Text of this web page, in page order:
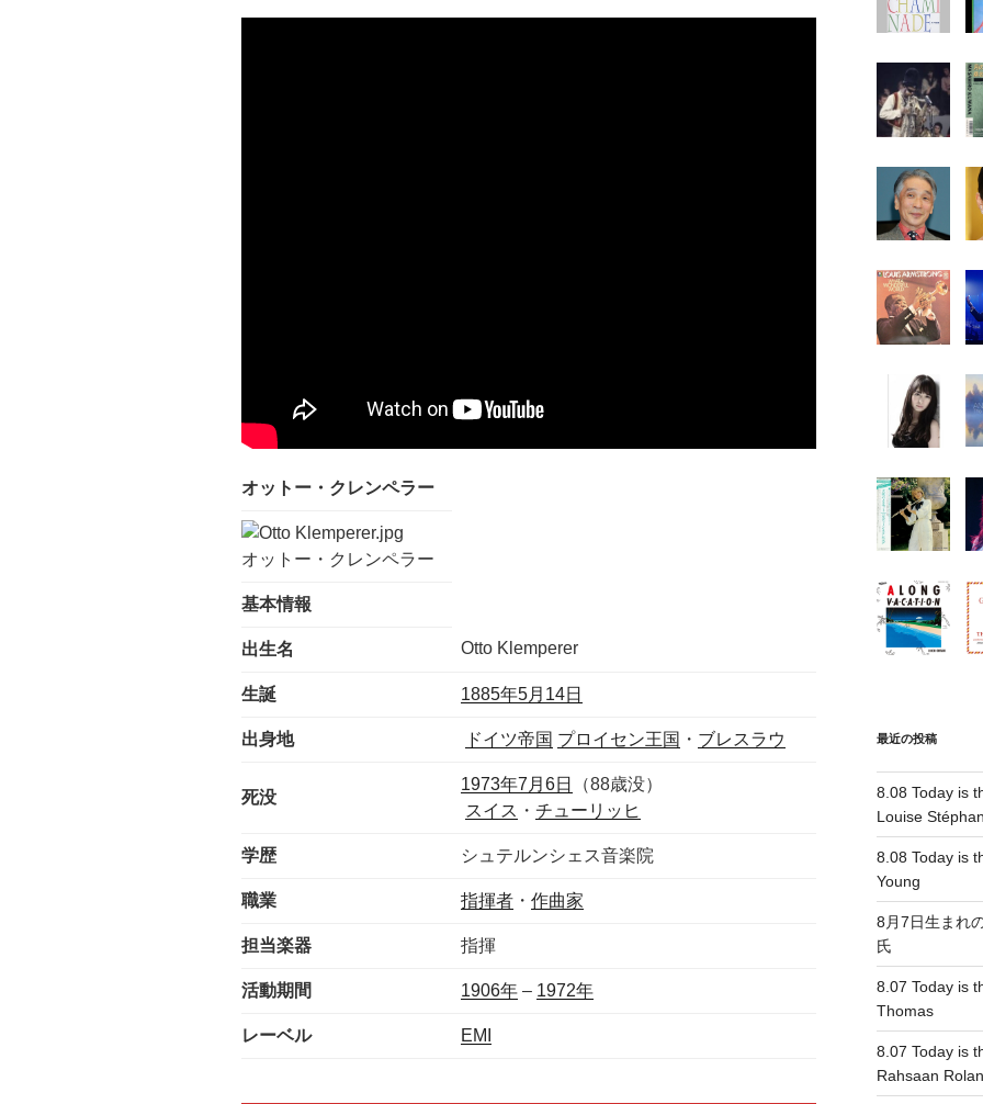
オットー・クレンペラー
オットー・クレンペラー
基本情報
出生名 Otto Klemperer
生誕 1885年5月14日
出身地 ドイツ帝国 プロイセン王国 ・ ブレスラウ
死没
1973年7月6日
（88歳没）
スイス ・ チューリッヒ
学歴 シュテルンシェス音楽院
職業 指揮者 ・ 作曲家
担当楽器 指揮
活動期間 1906年 – 1972年
レーベル EMI
最近の投稿
8.08 Today is
Louise
8.08 Today is
Young
8月7日生まれ
氏
8.07 Today is
Thomas
8.07 Today is
Rahsaan